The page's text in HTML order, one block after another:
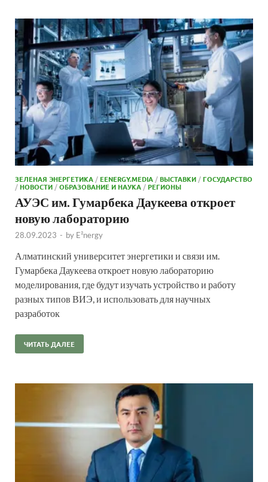
ЗЕЛЕНАЯ ЭНЕРГЕТИКА /EENERGY.MEDIA /ВЫСТАВКИ /ГОСУДАРСТВО
/НОВОСТИ /ОБРАЗОВАНИЕ И НАУКА /РЕГИОНЫ
АУЭС им. Гумарбека Даукеева откроет
новую лабораторию
28.09.2023 - by E²nergy
Алматинский университет энергетики и связи им.
Гумарбека Даукеева откроет новую лабораторию
моделирования, где будут изучать устройство и работу
разных типов ВИЭ, и использовать для научных
разработок
ЧИТАТЬ ДАЛЕЕ